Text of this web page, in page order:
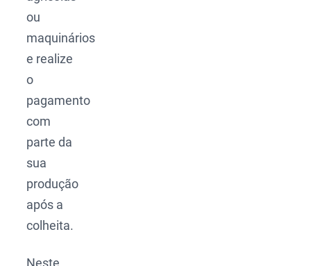
ou
maquinários
e realize
o
pagamento
com
parte da
sua
produção
após a
colheita.
Neste